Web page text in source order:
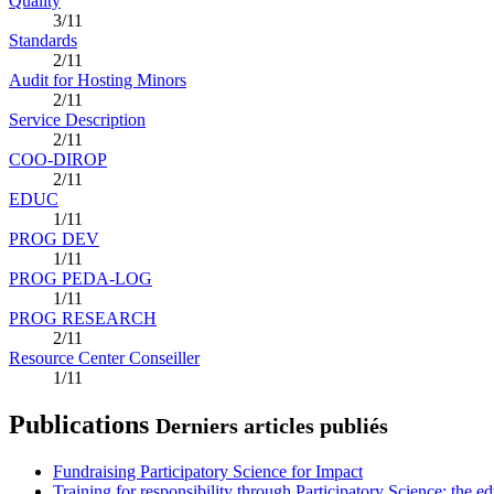
3/11
Standards
2/11
Audit for Hosting Minors
2/11
Service Description
2/11
COO-DIROP
2/11
EDUC
1/11
PROG DEV
1/11
PROG PEDA-LOG
1/11
PROG RESEARCH
2/11
Resource Center Conseiller
1/11
Publications Derniers articles publiés
Fundraising Participatory Science for Impact